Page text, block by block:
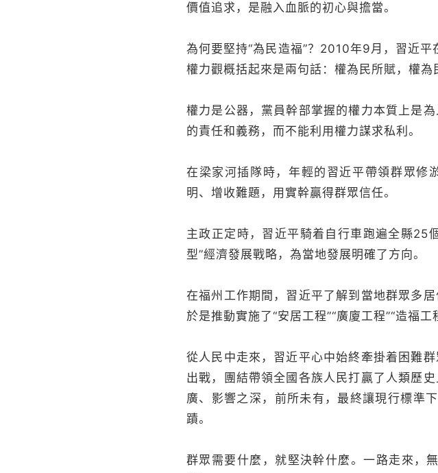
價值追求，是融入血脈的初心與擔當。
為何要堅持“為民造福”？2010年9月，習近
權力觀概括起來是兩句話：權為民所賦，權為
權力是公器，黨員幹部掌握的權力本質上是
的責任和義務，而不能利用權力謀求私利。
在梁家河插隊時，年輕的習近平帶領群眾修
明、增收難題，用實幹贏得群眾信任。
主政正定時，習近平騎着自行車跑遍全縣25
型”經濟發展戰略，為當地發展明確了方向。
在福州工作期間，習近平了解到當地群眾多
於是推動實施了“安居工程”“廣廈工程”“造福工
從人民中走來，習近平心中始終牽掛着困難
出戰，團結帶領全國各族人民打贏了人類歷
廣、影響之深，前所未有，最終讓現行標準
蹟。
群眾需要什麼，就堅決幹什麼。一路走來，